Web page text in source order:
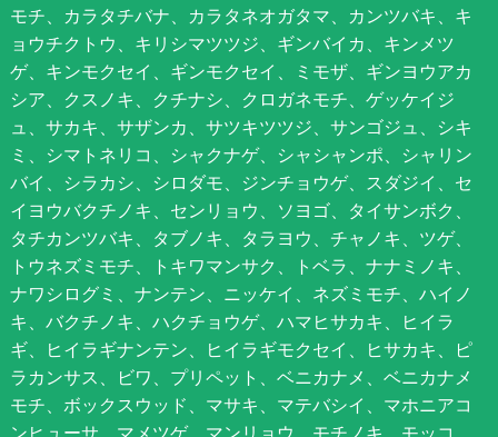
モチ、カラタチバナ、カラタネオガタマ、カンツバキ、キ
ョウチクトウ、キリシマツツジ、ギンバイカ、キンメツ
ゲ、キンモクセイ、ギンモクセイ、ミモザ、ギンヨウアカ
シア、クスノキ、クチナシ、クロガネモチ、ゲッケイジ
ュ、サカキ、サザンカ、サツキツツジ、サンゴジュ、シキ
ミ、シマトネリコ、シャクナゲ、シャシャンポ、シャリン
バイ、シラカシ、シロダモ、ジンチョウゲ、スダジイ、セ
イヨウバクチノキ、センリョウ、ソヨゴ、タイサンボク、
タチカンツバキ、タブノキ、タラヨウ、チャノキ、ツゲ、
トウネズミモチ、トキワマンサク、トベラ、ナナミノキ、
ナワシログミ、ナンテン、ニッケイ、ネズミモチ、ハイノ
キ、バクチノキ、ハクチョウゲ、ハマヒサカキ、ヒイラ
ギ、ヒイラギナンテン、ヒイラギモクセイ、ヒサカキ、ピ
ラカンサス、ビワ、プリペット、ベニカナメ、ベニカナメ
モチ、ボックスウッド、マサキ、マテバシイ、マホニアコ